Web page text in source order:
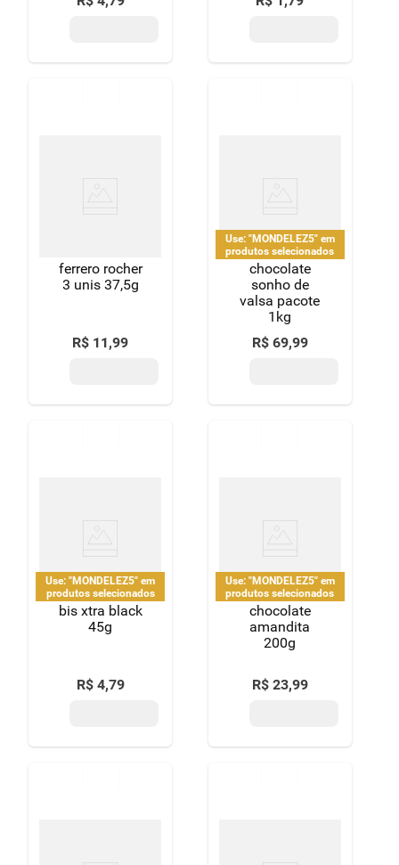
ferrero rocher
3 unis 37,5g
R$ 11,99
Use: "MONDELEZ5" em
produtos selecionados
chocolate
sonho de
valsa pacote
1kg
R$ 69,99
Use: "MONDELEZ5" em
produtos selecionados
bis xtra black
45g
R$ 4,79
Use: "MONDELEZ5" em
produtos selecionados
chocolate
amandita
200g
R$ 23,99